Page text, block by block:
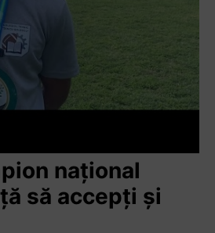
național
să accepți și